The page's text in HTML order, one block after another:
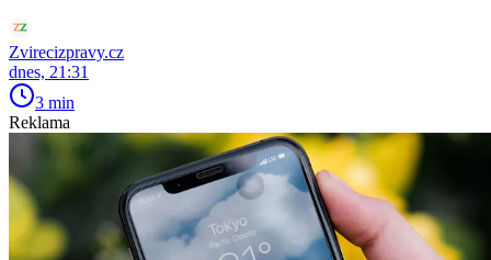
Zvirecizpravy.cz
dnes, 21:31
3 min
Reklama